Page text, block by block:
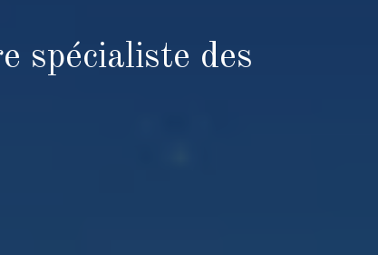
spécialiste des